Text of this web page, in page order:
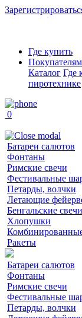
Где купить
Покупателям
Каталог Где
пиротехнике
0
Батареи салютов
Фонтаны
Римские свечи
Фестивальные
Петарды, волчки
Летающие
Бенгальские свечи
Хлопушки
Ракеты
Батареи салютов
Фонтаны
Римские свечи
Фестивальные
Петарды, волчки